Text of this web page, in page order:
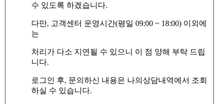
수 있도록 하겠습니다.
다만, 고객센터 운영시간(평일 09:00 ~ 18:00) 이외에
는
처리가 다소 지연될 수 있으니 이 점 양해 부탁 드립
니다.
로그인 후, 문의하신 내용은 나의상담내역에서 조회
하실 수 있습니다.